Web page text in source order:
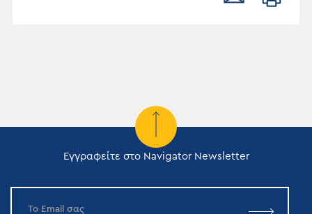
Εγγραφείτε στο Navigator Newsletter